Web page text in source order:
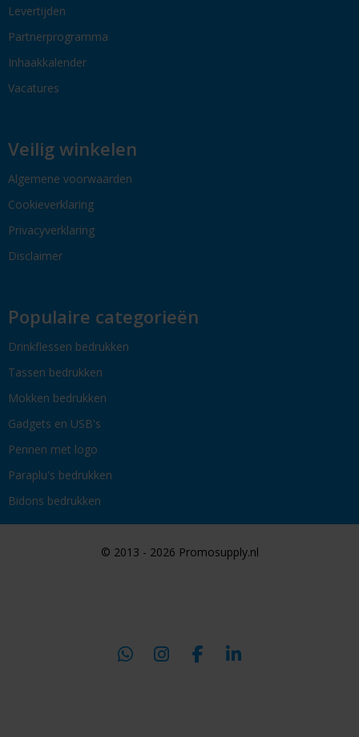
Levertijden
Partnerprogramma
Inhaakkalender
Vacatures
Veilig winkelen
Algemene voorwaarden
Cookieverklaring
Privacyverklaring
Disclaimer
Populaire categorieën
Drinkflessen bedrukken
Tassen bedrukken
Mokken bedrukken
Gadgets en USB's
Pennen met logo
Paraplu's bedrukken
Bidons bedrukken
© 2013 - 2026 Promosupply.nl